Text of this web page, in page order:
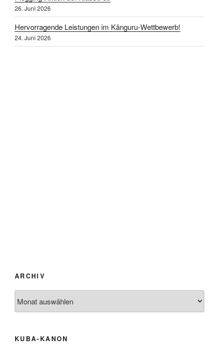
26. Juni 2026
Hervorragende Leistungen im Känguru-Wettbewerb!
24. Juni 2026
ARCHIV
KUBA-KANON